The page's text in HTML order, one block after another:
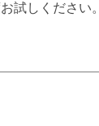
試しください。